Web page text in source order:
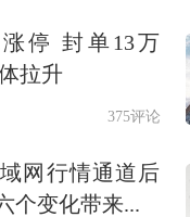
决定后方可实
，定增最终能
尚存在不确定
停 封单13万
拉升
375评论
网行情通道后
个变化带来...